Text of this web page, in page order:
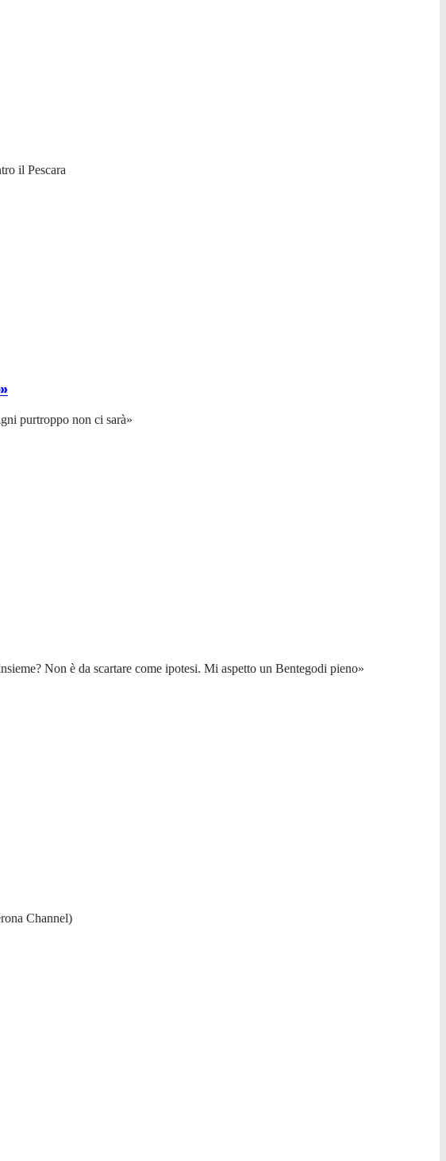
il Pescara
purtroppo non ci sarà»
Non è da scartare come ipotesi. Mi aspetto un Bentegodi pieno»
Channel)